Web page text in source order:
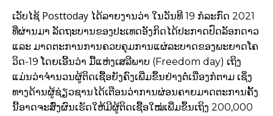
ເວັບໄຊ້ Posttoday ໄດ້ລາຍງານວ່າ ໃນວັນທີ 19 ກໍລະກົດ 2021
ທີ່ຜ່ານມາ ລັດຖະບານຂອງປະເທດອັງກິດໄດ້ປະກາດປົດລັອກດາວ
ແລະ ມາດຕະການການຄວບຄຸມການແຜ່ລະບາດຂອງພະຍາດໂຄ
ວິດ-19 ໂດຍເອີ້ນວ່າ ມື້ແຫ່ງເສລີພາບ (Freedom day) ເຖິງ
ແມ່ນວ່າຈໍານວນຜູ້ຕິດເຊື້ອຍັງຄົງເພີ່ມຂຶ້ນຢ່າງຕໍ່ເນື່ອງກໍຕາມ ເຊິ່ງ
ທາງດ້ານຜູ້ຊ່ຽວຊານໄດ້ເຕືອນວ່າການຜ່ອນຄາຍມາດຕະການຄັ້ງ
ນີ້ອາດຈະສົ່ງຜົນເຮັດໃຫ້ມີຜູ້ຕິດເຊື້ອໃໝ່ເພີ່ມຂຶ້ນເຖິງ 200,000